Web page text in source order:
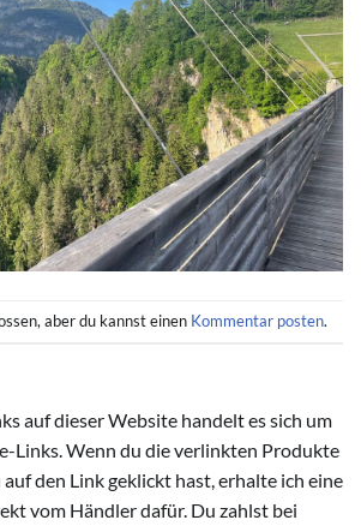
aber du kannst einen Kommentar posten.
auf dieser Website handelt es sich um
Links. Wenn du die verlinkten Produkte
den Link geklickt hast, erhalte ich eine
vom Händler dafür. Du zahlst bei